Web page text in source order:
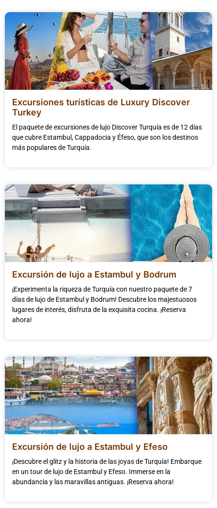
Excursiones turísticas de Luxury Discover
Turkey
El paquete de excursiones de lujo Discover Turquía es de 12 días
que cubre Estambul, Cappadocia y Éfeso, que son los destinos
más populares de Turquía.
Excursión de lujo a Estambul y Bodrum
¡Experimenta la riqueza de Turquía con nuestro paquete de 7
días de lujo de Estambul y Bodrum! Descubre los majestuosos
lugares de interés, disfruta de la exquisita cocina. ¡Reserva
ahora!
Excursión de lujo a Estambul y Efeso
¡Descubre el glitz y la historia de las joyas de Turquía! Embarque
en un tour de lujo de Estambul y Efeso. Immerse en la
abundancia y las maravillas antiguas. ¡Reserva ahora!